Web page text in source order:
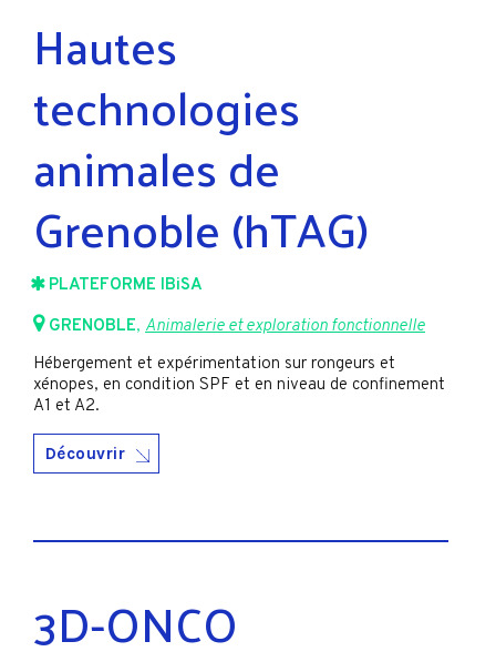
Hautes
technologies
animales de
Grenoble (hTAG)
PLATEFORME IBiSA
GRENOBLE, Animalerie et exploration fonctionnelle
Hébergement et expérimentation sur rongeurs et
xénopes, en condition SPF et en niveau de confinement
A1 et A2.
Découvrir
3D-ONCO